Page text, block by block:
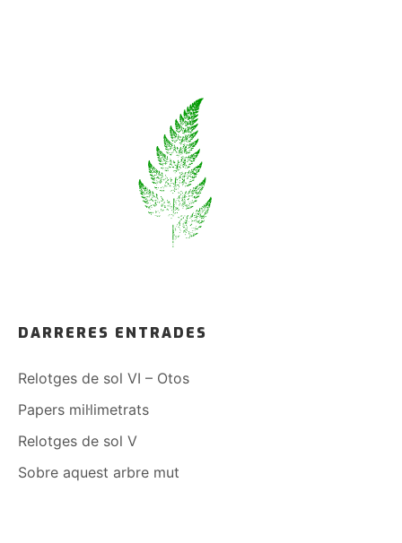
DARRERES ENTRADES
Relotges de sol VI – Otos
Papers mil·limetrats
Relotges de sol V
Sobre aquest arbre mut